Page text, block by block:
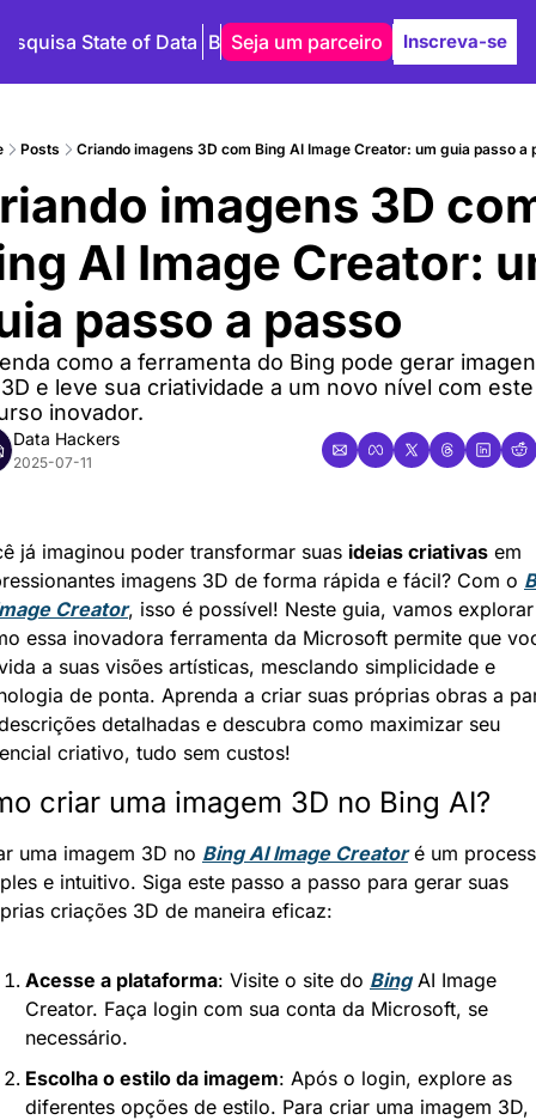
State of Data Blog Autores
Seja um parceiro Inscreva-se
Posts Criando imagens 3D com Bing AI Image Creator: um guia passo a
imagens 3D
AI Image Creator:
passo a passo
como a ferramenta do Bing pode gerar
e leve sua criatividade a um novo nível com este
inovador.
Data Hackers
2025-07-11
já imaginou poder transformar suas ideias criativas em
imagens 3D de forma rápida e fácil? Com o
Creator, isso é possível! Neste guia, vamos explorar
essa inovadora ferramenta da Microsoft permite que
a suas visões artísticas, mesclando simplicidade e
de ponta. Aprenda a criar suas próprias obras a
detalhadas e descubra como maximizar seu
criativo, tudo sem custos!
criar uma imagem 3D no Bing AI?
uma imagem 3D no Bing AI Image Creator é um
e intuitivo. Siga este passo a passo para gerar suas
criações 3D de maneira eficaz:
Acesse a plataforma: Visite o site do Bing AI Image
Creator. Faça login com sua conta da Microsoft, se
necessário.
Escolha o estilo da imagem: Após o login, explore as
diferentes opções de estilo. Para criar uma imagem 3D,